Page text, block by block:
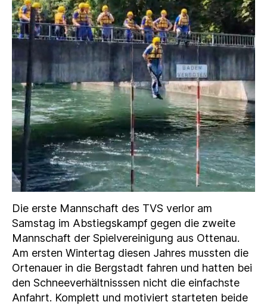
Die erste Mannschaft des TVS verlor am
Samstag im Abstiegskampf gegen die zweite
Mannschaft der Spielvereinigung aus Ottenau.
Am ersten Wintertag diesen Jahres mussten die
Ortenauer in die Bergstadt fahren und hatten bei
den Schneeverhältnisssen nicht die einfachste
Anfahrt. Komplett und motiviert starteten beide